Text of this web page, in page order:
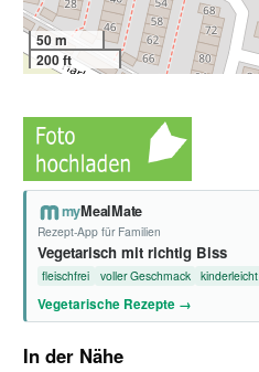
50 m
200 ft
myMealMate
Rezept-App für Familien
Vegetarisch mit richtig Biss
fleischfrei voller Geschmack kinderleicht
Vegetarische Rezepte →
In der Nähe